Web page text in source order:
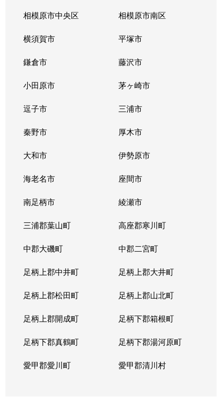
相模原市中央区 相模原市南区
横須賀市 平塚市
鎌倉市 藤沢市
小田原市 茅ヶ崎市
逗子市 三浦市
秦野市 厚木市
大和市 伊勢原市
海老名市 座間市
南足柄市 綾瀬市
三浦郡葉山町 高座郡寒川町
中郡大磯町 中郡二宮町
足柄上郡中井町 足柄上郡大井町
足柄上郡松田町 足柄上郡山北町
足柄上郡開成町 足柄下郡箱根町
足柄下郡真鶴町 足柄下郡湯河原町
愛甲郡愛川町 愛甲郡清川村